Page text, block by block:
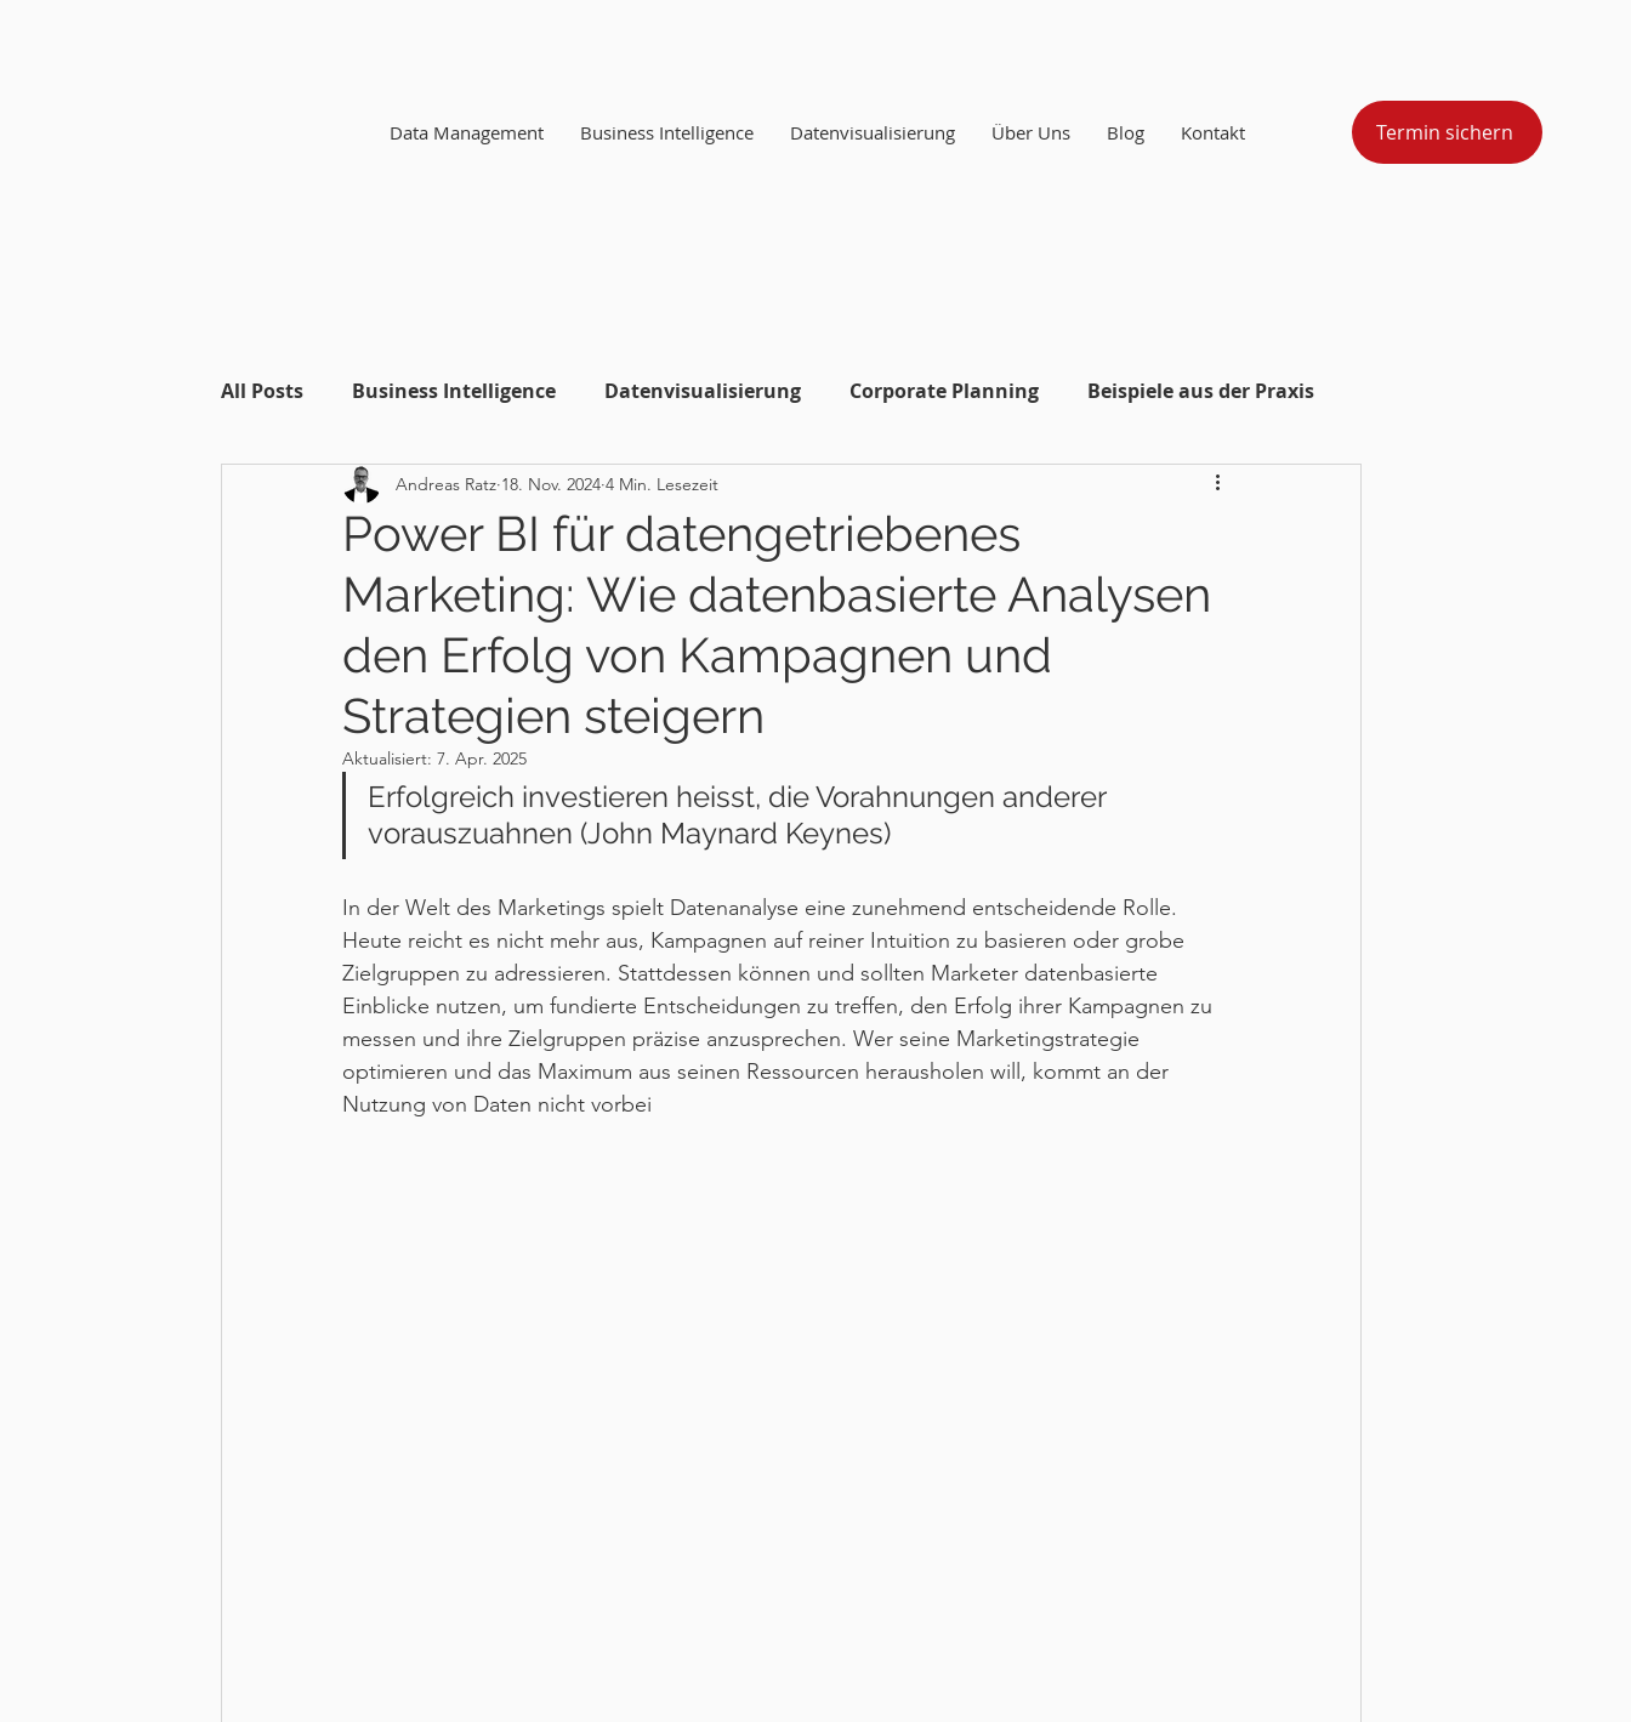
Data Management Business Intelligence Datenvisualisierung Über Uns Blog Kontakt Termin sichern
All Posts Business Intelligence Datenvisualisierung Corporate Planning Beispiele aus der Praxis
Power BI für datengetriebenes
Marketing: Wie datenbasierte Analysen
den Erfolg von Kampagnen und
Strategien steigern
Andreas Ratz 18. Nov. 2024 4 Min. Lesezeit
Aktualisiert: 7. Apr. 2025
Erfolgreich investieren heisst, die Vorahnungen anderer
vorauszuahnen (John Maynard Keynes)
In der Welt des Marketings spielt Datenanalyse eine zunehmend entscheidende Rolle.
Heute reicht es nicht mehr aus, Kampagnen auf reiner Intuition zu basieren oder grobe
Zielgruppen zu adressieren. Stattdessen können und sollten Marketer datenbasierte
Einblicke nutzen, um fundierte Entscheidungen zu treffen, den Erfolg ihrer Kampagnen zu
messen und ihre Zielgruppen präzise anzusprechen. Wer seine Marketingstrategie
optimieren und das Maximum aus seinen Ressourcen herausholen will, kommt an der
Nutzung von Daten nicht vorbei